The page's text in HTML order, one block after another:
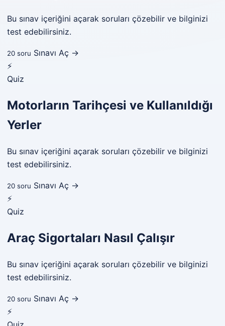
Bu sınav içeriğini açarak soruları çözebilir ve bilginizi
test edebilirsiniz.
20 soru Sınavı Aç →
⚡
Quiz
Motorların Tarihçesi ve Kullanıldığı
Yerler
Bu sınav içeriğini açarak soruları çözebilir ve bilginizi
test edebilirsiniz.
20 soru Sınavı Aç →
⚡
Quiz
Araç Sigortaları Nasıl Çalışır
Bu sınav içeriğini açarak soruları çözebilir ve bilginizi
test edebilirsiniz.
20 soru Sınavı Aç →
⚡